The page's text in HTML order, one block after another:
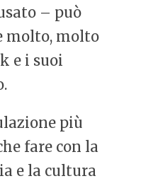
– può
molto, molto
e i suoi
più
fare con la
e la cultura